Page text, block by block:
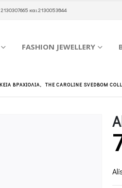
2130307665 και 2130053844
FASHION JEWELLERY
ΒΡΑΧΙΌΛΙΑ, THE CAROLINE SVEDBOM